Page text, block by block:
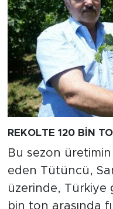
REKOLTE 120 BİN
Bu sezon üretimin
eden Tütüncü,
üzerinde, Türkiye
bin ton arasında